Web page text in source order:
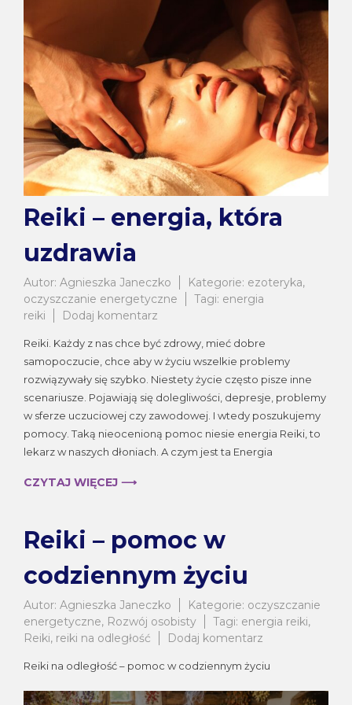
Reiki – energia, która
uzdrawia
Autor: Agnieszka Janeczko Kategorie: ezoteryka,
oczyszczanie energetyczne
Tagi: energia
reiki
Dodaj komentarz
–
energia,
która
uzdrawia
Reiki. Każdy z nas chce być zdrowy, mieć dobre
samopoczucie, chce aby w życiu wszelkie problemy
rozwiązywały się szybko. Niestety życie często pisze inne
scenariusze. Pojawiają się dolegliwości, depresje, problemy
w sferze uczuciowej czy zawodowej. I wtedy poszukujemy
pomocy. Taką nieocenioną pomoc niesie energia Reiki, to
lekarz w naszych dłoniach. A czym jest ta Energia
CZYTAJ WIĘCEJ ⟶
Reiki – pomoc w
codziennym życiu
Autor: Agnieszka Janeczko Kategorie: oczyszczanie
energetyczne, Rozwój osobisty Tagi: energia reiki,
Reiki, reiki na odległość Dodaj komentarz
–
Reiki na odległość – pomoc w codziennym życiu